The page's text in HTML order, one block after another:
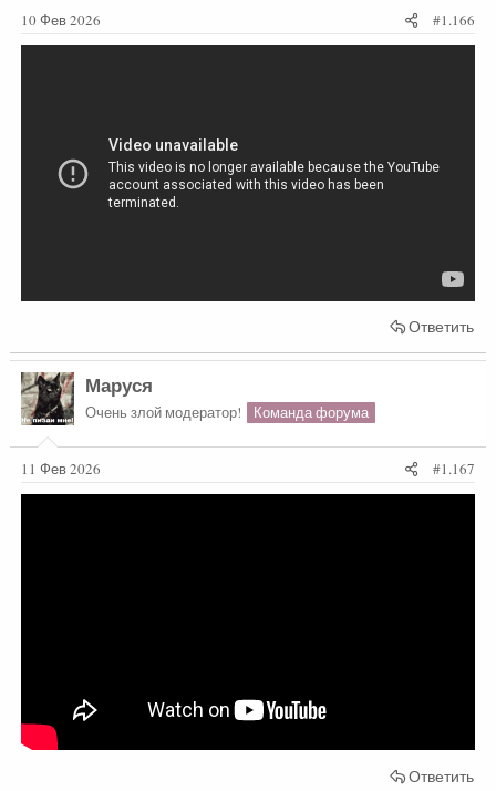
10 Фев 2026 #1.166
Ответить
Маруся
Очень злой модератор! Команда форума
11 Фев 2026 #1.167
Ответить